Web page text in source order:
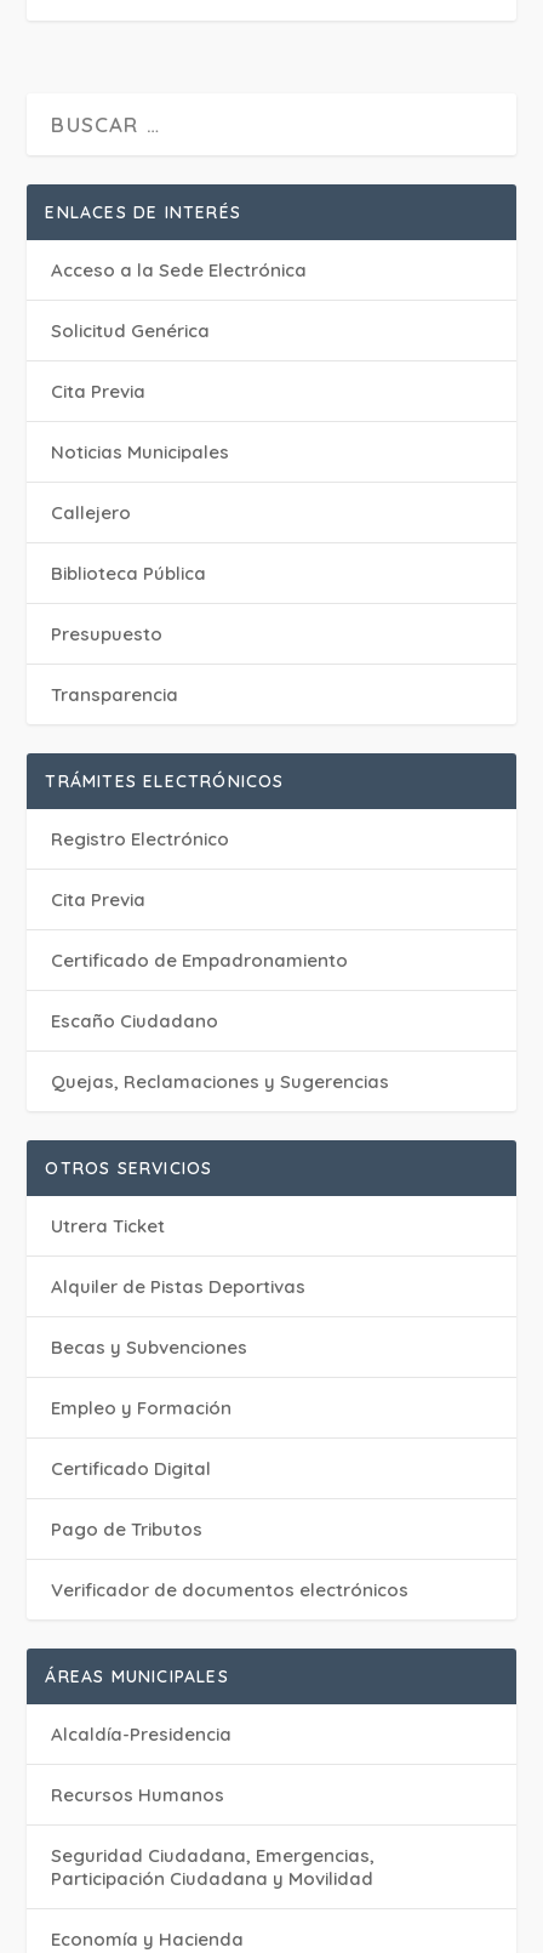
ENLACES DE INTERÉS
Acceso a la Sede Electrónica
Solicitud Genérica
Cita Previa
‎Noticias Municipales
Callejero
Biblioteca Pública
Presupuesto
Transparencia
TRÁMITES ELECTRÓNICOS
Registro Electrónico
Cita Previa
Certificado de Empadronamiento
Escaño Ciudadano
Quejas, Reclamaciones y Sugerencias
OTROS SERVICIOS
Utrera Ticket
Alquiler de Pistas Deportivas
Becas y Subvenciones
Empleo y Formación
Certificado Digital
Pago de Tributos
Verificador de documentos electrónicos
ÁREAS MUNICIPALES
Alcaldía-Presidencia
Recursos Humanos
Seguridad Ciudadana, Emergencias,
Participación Ciudadana y Movilidad
Economía y Hacienda